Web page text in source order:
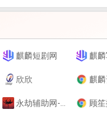
麒麟短剧网 麒
欣欣 麒
永劫辅助网-永劫无间辅助_永劫无间外挂_透视震刀连招辅助-稳定大号自动振刀 顾